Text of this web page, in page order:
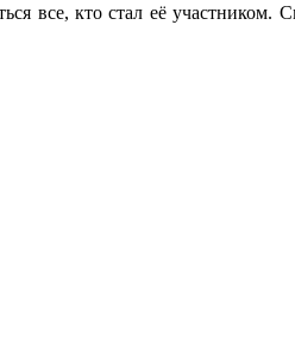
все, кто стал её участником.